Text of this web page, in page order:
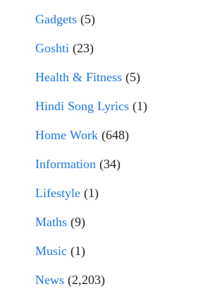
Gadgets (5)
Goshti (23)
Health & Fitness (5)
Hindi Song Lyrics (1)
Home Work (648)
Information (34)
Lifestyle (1)
Maths (9)
Music (1)
News (2,203)